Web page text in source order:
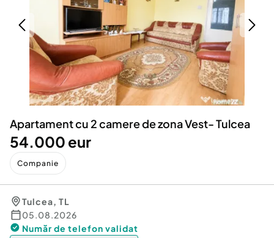
Servicii
Animale de companie
Afaceri și echipamente profesionale
Inchiriere Bunuri si Vehicule
Utilaje agricole si industriale
Piese auto si accesorii
Dacia Duster
Apartament cu 2 camere de zona Vest- Tulcea
54.000 eur
Companie
Tulcea, TL
05.08.2026
Număr de telefon validat